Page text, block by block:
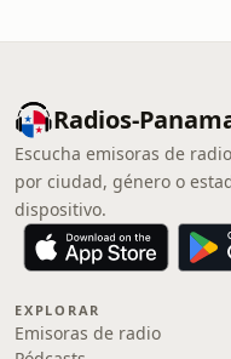
Radios-
Escucha emisoras de
por ciudad, género o
dispositivo.
EXPLORAR
Emisoras de radio